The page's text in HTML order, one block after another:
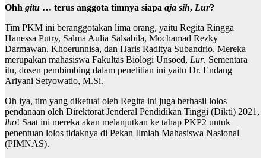
Ohh gitu … terus anggota timnya siapa aja sih, Lur?
Tim PKM ini beranggotakan lima orang, yaitu Regita Ringga
Hanessa Putry, Salma Aulia Salsabila, Mochamad Rezky
Darmawan, Khoerunnisa, dan Haris Raditya Subandrio. Mereka
merupakan mahasiswa Fakultas Biologi Unsoed, Lur. Sementara
itu, dosen pembimbing dalam penelitian ini yaitu Dr. Endang
Ariyani Setyowatio, M.Si.
Oh iya, tim yang diketuai oleh Regita ini juga berhasil lolos
pendanaan oleh Direktorat Jenderal Pendidikan Tinggi (Dikti) 2021,
lho! Saat ini mereka akan melanjutkan ke tahap PKP2 untuk
penentuan lolos tidaknya di Pekan Ilmiah Mahasiswa Nasional
(PIMNAS).